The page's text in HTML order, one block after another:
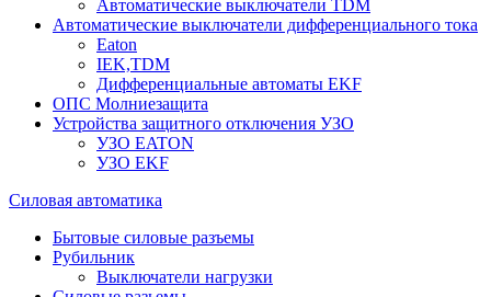
Автоматические выключатели TDM
Автоматические выключатели дифференциального тока
Eaton
IEK,TDM
Дифференциальные автоматы EKF
ОПС Молниезащита
Устройства защитного отключения УЗО
УЗО EATON
УЗО EKF
Силовая автоматика
Бытовые силовые разъемы
Рубильник
Выключатели нагрузки